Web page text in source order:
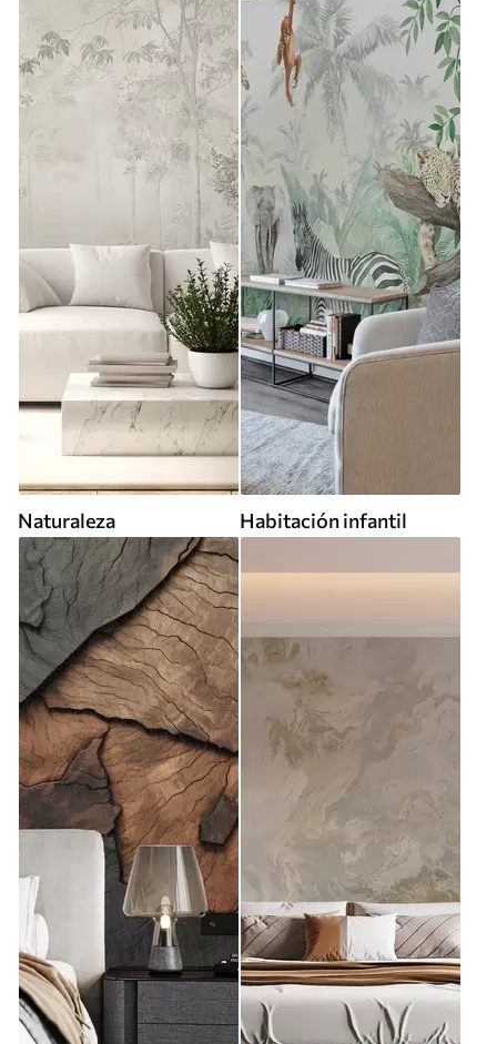
Naturaleza Habitación infantil